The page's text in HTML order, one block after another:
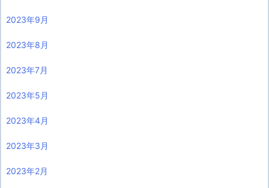
2023年9月
2023年8月
2023年7月
2023年5月
2023年4月
2023年3月
2023年2月